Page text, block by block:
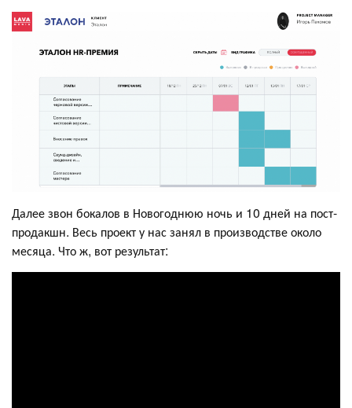
Далее звон бокалов в Новогоднюю ночь и 10 дней на пост-
продакшн. Весь проект у нас занял в производстве около
месяца. Что ж, вот результат: